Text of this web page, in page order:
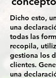
Dicho esto,
una
todas las
recopila,
gestiona los
clientes.
una